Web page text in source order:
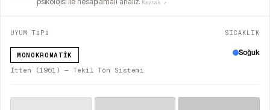
Kaynak ↗
UYUM TİPİ
MONOKROMATIK
Itten (1961) — Tekil Ton Sistemi
SICAKLIK
Soğuk